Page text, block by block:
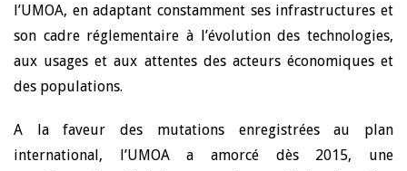
l’UMOA, en adaptant constamment ses infrastructures et
son cadre réglementaire à l’évolution des technologies,
aux usages et aux attentes des acteurs économiques et
des populations.
A la faveur des mutations enregistrées au plan
international, l’UMOA a amorcé dès 2015, une